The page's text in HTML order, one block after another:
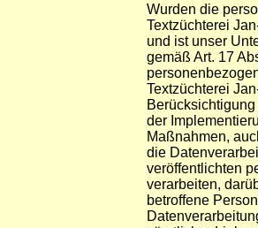
Wurden die
Textzüchterei
und ist unser
gemäß Art. 17
Textzüchterei
der
Maßnahmen,
die
veröffentlichten
verarbeiten,
betroffene